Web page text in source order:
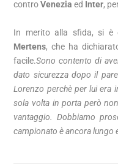
controVenezia ed Inter,
In merito alla sfida, si è
Mertens, che ha
facile.Sono contento di
dato sicurezza dopo il
Lorenzo perchè per lui era
sola volta in porta però
vantaggio. Dobbiamo
campionato è ancora lungo